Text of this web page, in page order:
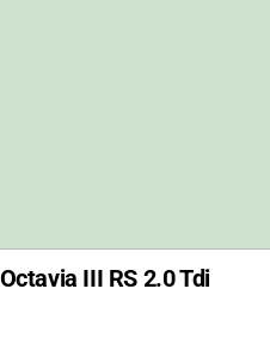
III RS 2.0 Tdi